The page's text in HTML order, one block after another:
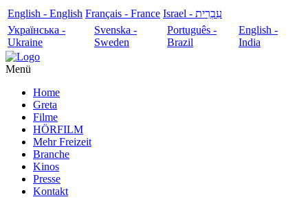
English - English Français - France
עִבְרִית - Israel
Українська -
Ukraine
Svenska -
Sweden
Português -
Brazil
English -
India
Menü
Home
Greta
Filme
HÖRFILM
Mehr Freizeit
Branche
Kinos
Presse
Kontakt